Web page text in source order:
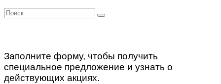
Заполните форму, чтобы получить
специальное предложение и узнать о
действующих акциях.